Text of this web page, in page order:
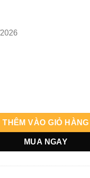
số lượng
THÊM VÀO GIỎ HÀNG
MUA NGAY